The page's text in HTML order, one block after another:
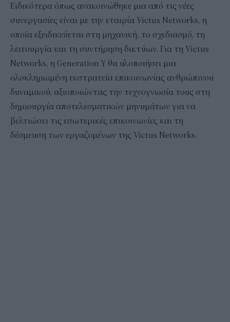
Ειδικότερα όπως ανακοινώθηκε μια από τις νέες
συνεργασίες είναι με την εταιρία Victus Networks, η
οποία εξειδικεύεται στη μηχανική, το σχεδιασμό, τη
λειτουργία και τη συντήρηση δικτύων. Για τη Victus
Networks, η Generation Y θα υλοποιήσει μια
ολοκληρωμένη εκστρατεία επικοινωνίας ανθρώπινου
δυναμικού, αξιοποιώντας την τεχνογνωσία τους στη
δημιουργία αποτελεσματικών μηνυμάτων για να
βελτιώσει τις εσωτερικές επικοινωνίες και τη
δέσμευση των εργαζομένων της Victus Networks.